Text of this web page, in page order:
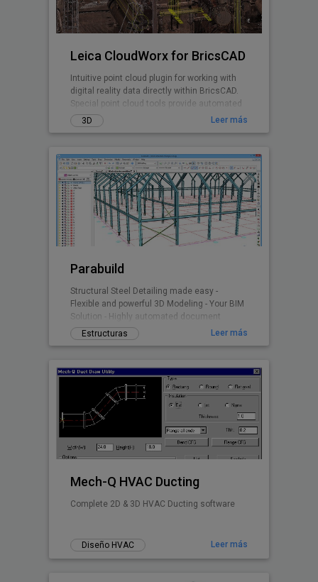
Leica CloudWorx for BricsCAD
Intuitive point cloud plugin for working with
digital reality data directly within BricsCAD.
Special point cloud tools provide automated
modeling/reporting.
3D Leer más
Parabuild
Structural Steel Detailing made easy -
Flexible and powerful 3D Modeling - Your BIM
Solution - Highly automated document
generation - Short learning curve
Estructuras Leer más
Mech-Q HVAC Ducting
Complete 2D & 3D HVAC Ducting software
Diseño HVAC Leer más